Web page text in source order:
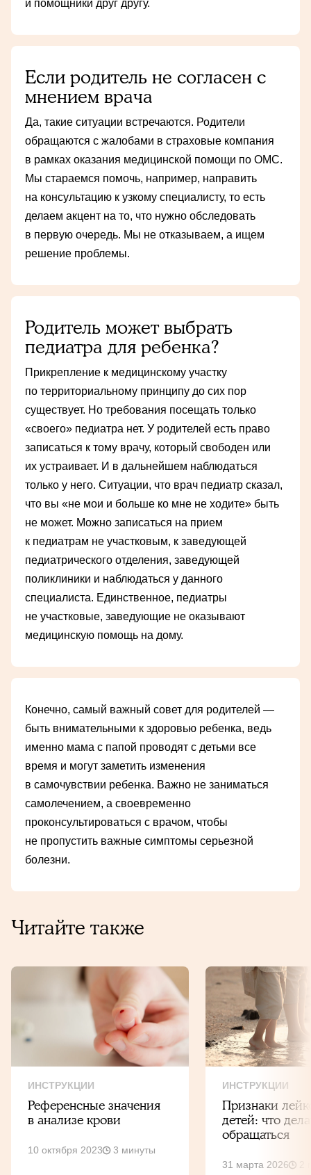
и помощники друг другу.
Если родитель не согласен с
мнением врача
Да, такие ситуации встречаются. Родители
обращаются с жалобами в страховые компания
в рамках оказания медицинской помощи по ОМС.
Мы стараемся помочь, например, направить
на консультацию к узкому специалисту, то есть
делаем акцент на то, что нужно обследовать
в первую очередь. Мы не отказываем, а ищем
решение проблемы.
Родитель может выбрать
педиатра для ребенка?
Прикрепление к медицинскому участку
по территориальному принципу до сих пор
существует. Но требования посещать только
«своего» педиатра нет. У родителей есть право
записаться к тому врачу, который свободен или
их устраивает. И в дальнейшем наблюдаться
только у него. Ситуации, что врач педиатр сказал,
что вы «не мои и больше ко мне не ходите» быть
не может. Можно записаться на прием
к педиатрам не участковым, к заведующей
педиатрического отделения, заведующей
поликлиники и наблюдаться у данного
специалиста. Единственное, педиатры
не участковые, заведующие не оказывают
медицинскую помощь на дому.
Конечно, самый важный совет для родителей —
быть внимательными к здоровью ребенка, ведь
именно мама с папой проводят с детьми все
время и могут заметить изменения
в самочувствии ребенка. Важно не заниматься
самолечением, а своевременно
проконсультироваться с врачом, чтобы
не пропустить важные симптомы серьезной
болезни.
Читайте также
ИНСТРУКЦИИ
Референсные значения
в анализе крови
10 октября 2023 3 минуты
ИНСТРУКЦИИ
Признаки
детей: что
обращаться
31 марта 2026 2